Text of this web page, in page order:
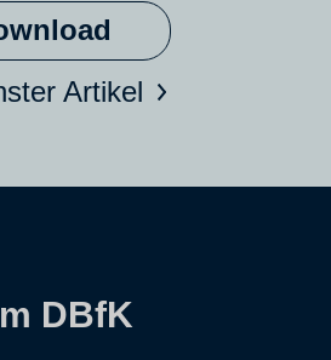
Artikel
DBfK